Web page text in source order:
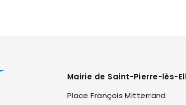
Mairie de Saint-Pierre-lès-
Place François Mitterrand